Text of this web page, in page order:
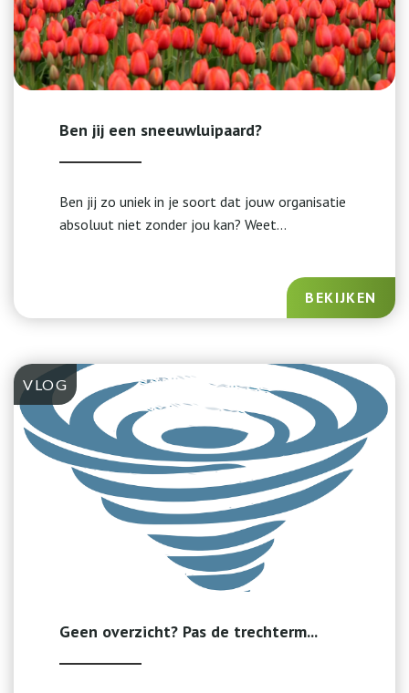
Ben jij een sneeuwluipaard?
Ben jij zo uniek in je soort dat jouw organisatie
absoluut niet zonder jou kan? Weet...
BEKIJKEN
VLOG
Geen overzicht? Pas de trechterm...